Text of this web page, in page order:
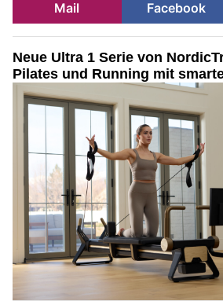
Mail
Facebook
Neue Ultra 1 Serie von
Pilates und Running mit